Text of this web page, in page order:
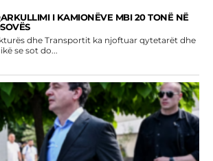
I KAMIONËVE MBI 20 TONË NË
dhe Transportit ka njoftuar qytetarët dhe
se sot do...